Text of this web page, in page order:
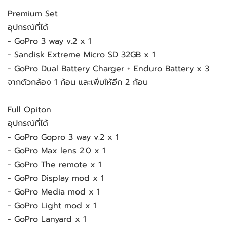
Premium Set
อุปกรณ์ที่ได้
- GoPro 3 way v.2 x 1
- Sandisk Extreme Micro SD 32GB x 1
- GoPro Dual Battery Charger + Enduro Battery x 3
จากตัวกล้อง 1 ก้อน และเพิ่มให้อีก 2 ก้อน
Full Opiton
อุปกรณ์ที่ได้
- GoPro Gopro 3 way v.2 x 1
- GoPro Max lens 2.0 x 1
- GoPro The remote x 1
- GoPro Display mod x 1
- GoPro Media mod x 1
- GoPro Light mod x 1
- GoPro Lanyard x 1